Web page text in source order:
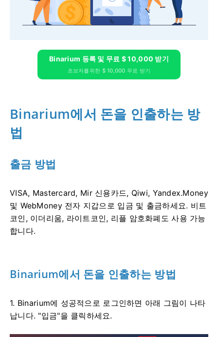
Binarium 등록 및 무료 $ 10,000 받기
초보자를위한 $ 10,000 무료 받기
Binarium에서 돈을 인출하는 방
법
출금 방법
VISA, Mastercard, Mir 신용카드, Qiwi, Yandex.Money
및 WebMoney 전자 지갑으로 입금 및 출금하세요. 비트
코인, 이더리움, 라이트코인, 리플 암호화폐도 사용 가능
합니다.
Binarium에서 돈을 인출하는 방법
1. Binarium에 성공적으로 로그인하면 아래 그림이 나타
납니다. "입금"을 클릭하세요.